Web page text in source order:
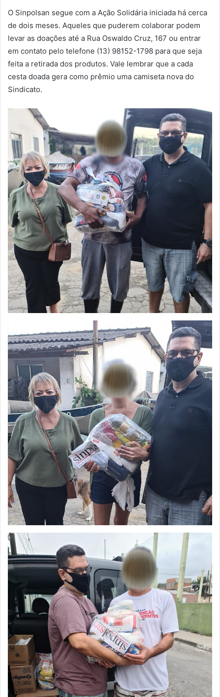
O Sinpolsan segue com a Ação Solidária iniciada há cerca
de dois meses. Aqueles que puderem colaborar podem
levar as doações até a Rua Oswaldo Cruz, 167 ou entrar
em contato pelo telefone (13) 98152-1798 para que seja
feita a retirada dos produtos. Vale lembrar que a cada
cesta doada gera como prêmio uma camiseta nova do
Sindicato.